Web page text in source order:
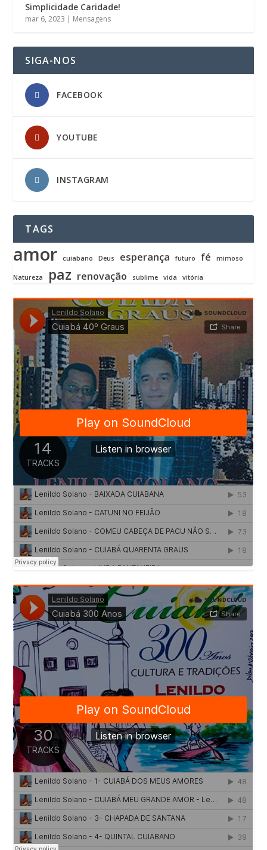
Simplicidade Caridade!
mar 6, 2023 | Mensagens
SIGA-NOS
FACEBOOK
YOUTUBE
INSTAGRAM
TAGS
amor cuiabano Deus esperança futuro fé mimoso
Natureza paz renovação sublime vida vitória